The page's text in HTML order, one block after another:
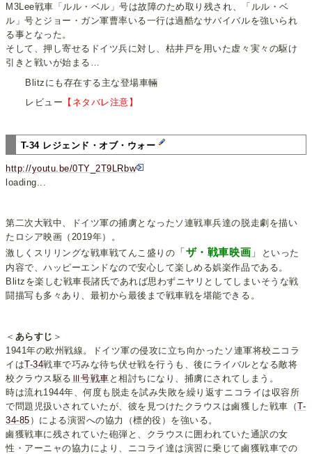
M3Lee戦車「ルル・ベル」号は故障のため取り残され、「ルル・ベ
ル」号とジョー・ガン軍曹率いる一行は過酷なサバイバルを強いられ
る事となった。
そして、押し寄せるドイツ兵に対し、枯井戸を用いた虚々実々の駆け
引きと戦いが始まる…
Blitzにも存在する主な登場車輛
レビュー 【ネタバレ注意】
T-34 レジェンド・オブ・ウォー
http://youtu.be/0TY_2T9LRbw
loading...
第二次大戦中、ドイツ軍の捕虜となったソ連戦車兵達の脱走劇を描い
たロシア映画（2019年）。
激しくスリリングな戦車戦てんこ盛りの 「 ザ・戦車映画 」
といった
内容で、ハッピーエンドなので安心して楽しめる娯楽作品である。
Blitzを楽しむ戦車長諸氏であれば思わずニヤリとしてしまいそうな戦
闘描写も多々あり、最初から最後まで戦車戦を堪能できる。
＜ あらすじ ＞
1941年の欧州戦線。ドイツ軍の侵攻に立ち向かったソ連軍将校ニコラ
イはT-34戦車で巧みな待ち伏せ戦を行うも、後にライバルとなる敵将
校クラウス駆る Ⅲ号戦車 と相討ちになり、捕虜にされてしまう。
時は流れ1944年、何度も脱走を試み失敗を繰り返すニコライは収容所
で問題児扱いされていたが、彼を見つけたクラウスは鹵獲した戦車（T-
34-85 ）による演習への協力（標的役）を強いる。
鹵獲戦車に残されていた砲弾と、クラウスに囲われていた通訳の女
性・アーニャの協力により、ニコライ達は演習に乗じて鹵獲戦車での